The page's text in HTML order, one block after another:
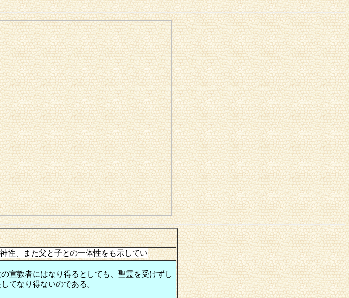
父と子との一体性をも示している～
宣教者にはなり得るとしても、聖霊を受けずし
てなり得ないのである。